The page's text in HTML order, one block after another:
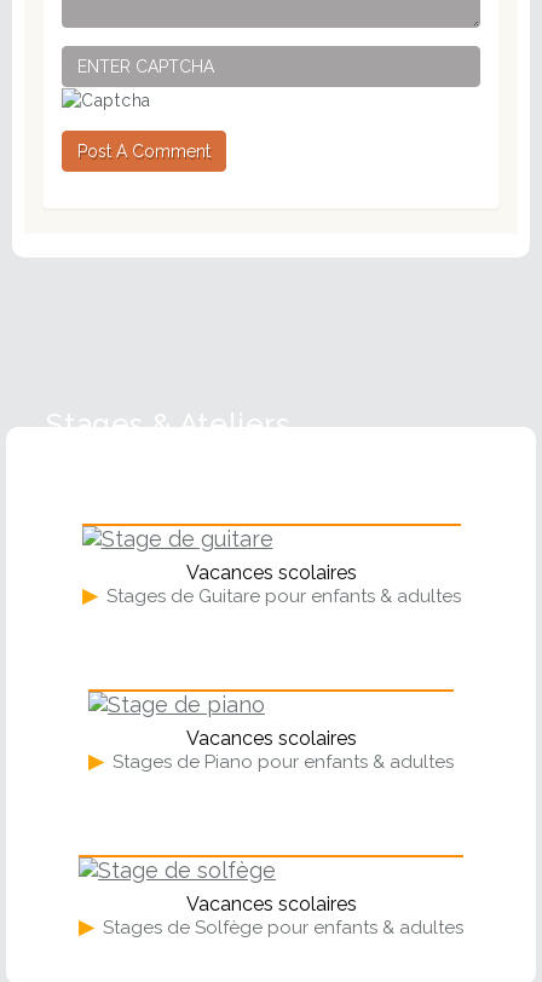
Post A Comment
Stages & Ateliers
Vacances scolaires
▶ Stages de Guitare pour enfants & adultes
Vacances scolaires
▶ Stages de Piano pour enfants & adultes
Vacances scolaires
▶ Stages de Solfège pour enfants & adultes